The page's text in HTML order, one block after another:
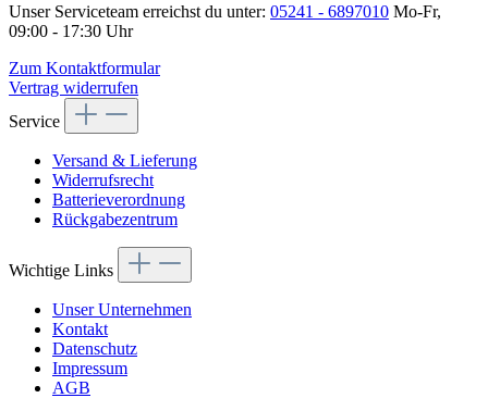
Unser Serviceteam erreichst du unter: 05241 - 6897010 Mo-Fr,
09:00 - 17:30 Uhr
Zum Kontaktformular
Vertrag widerrufen
Service
Versand & Lieferung
Widerrufsrecht
Batterieverordnung
Rückgabezentrum
Wichtige Links
Unser Unternehmen
Kontakt
Datenschutz
Impressum
AGB